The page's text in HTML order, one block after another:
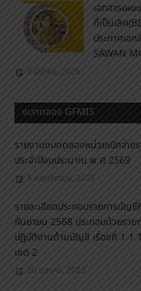
เอกสารเผ
ที่เป็นเลิศ
ประกาศเอ
SAWAN
2 มีนาคม, 2026
งบทดลอง GFMIS
รายงานงบทดลองหน่วยเบิกจ่าย
ประจำปีงบประมาณ พ.ศ.2569
5 พฤศจิกายน, 2025
รายละเอียดประกอบรายการบัญ
กันยายน 2568 ประกอบด้วยรา
ปฏิบัติงานด้านบัญชี เรื่องที่
เขต 2
20 ตุลาคม, 2025